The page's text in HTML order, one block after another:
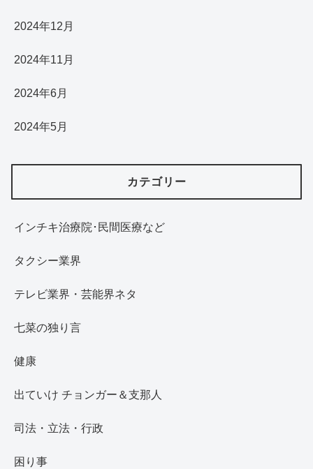
2024年12月
2024年11月
2024年6月
2024年5月
カテゴリー
インチキ治療院･民間医療など
タクシー業界
テレビ業界・芸能界ネタ
七菜の独り言
健康
出ていけ チョンガー＆支那人
司法・立法・行政
困り事